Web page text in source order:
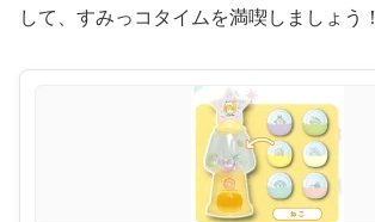
して、すみっコタイムを満喫しましょう！